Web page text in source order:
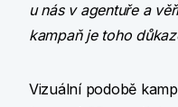
u nás v agentuře a
kampaň je toho
Vizuální podobě